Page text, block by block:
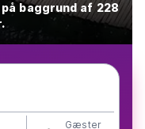
baggrund af 228
Gæster